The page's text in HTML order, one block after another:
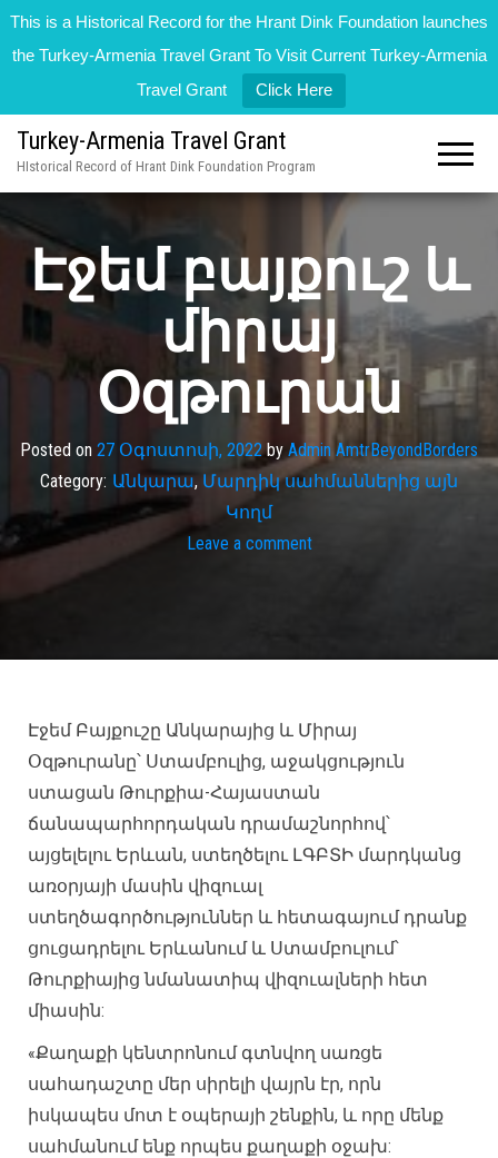
This is a Historical Record for the Hrant Dink Foundation launches
the Turkey-Armenia Travel Grant To Visit Current Turkey-Armenia
Travel Grant
Click Here
Turkey-Armenia Travel Grant
HIstorical Record of Hrant Dink Foundation Program
Էջեմ բայքուշ և
միրայ
Օզթուրան
Posted on 27 Օգոստոսի, 2022by Admin AmtrBeyondBorders
Category: Անկարա, Մարդիկ սահմաններից այն
Կողմ
Leave a comment
Էջեմ Բայքուշը Անկարայից և Միրայ
Օզթուրանը՝ Ստամբուլից, աջակցություն
ստացան Թուրքիա-Հայաստան
ճանապարհորդական դրամաշնորհով՝
այցելելու Երևան, ստեղծելու ԼԳԲՏԻ մարդկանց
առօրյայի մասին վիզուալ
ստեղծագործություններ և հետագայում դրանք
ցուցադրելու Երևանում և Ստամբուլում՝
Թուրքիայից նմանատիպ վիզուալների հետ
միասին:
«Քաղաքի կենտրոնում գտնվող սառցե
սահադաշտը մեր սիրելի վայրն էր, որն
իսկապես մոտ է օպերայի շենքին, և որը մենք
սահմանում ենք որպես քաղաքի օջախ: